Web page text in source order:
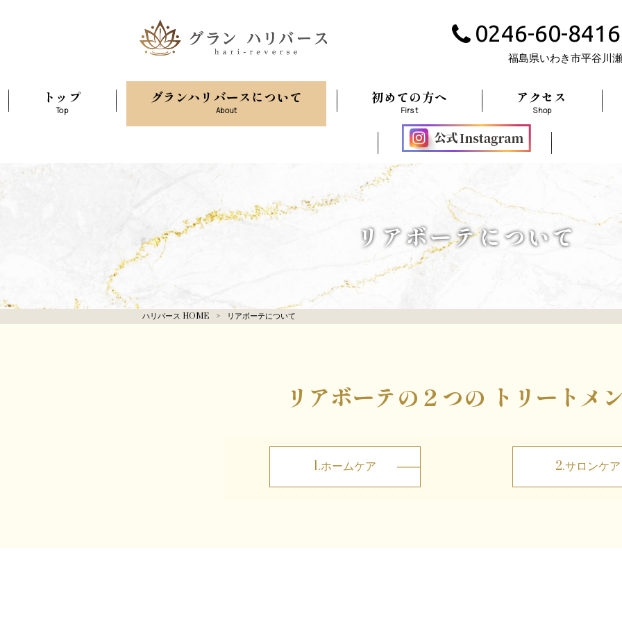
0246-60-8416
福島県いわき市平谷川
トップ
Top
グランハリバースについて
About
初めての方へ
First
アクセス
Shop
リアボーテについて
ハリバース HOME > リアボーテについて
リアボーテの２つの トリートメ
1.ホームケア 2.サロンケア